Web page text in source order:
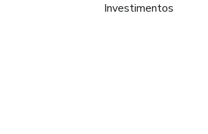
Investimentos